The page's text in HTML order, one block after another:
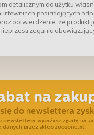
detalicznym do użytku
posiadających
potwierdzenie, że produkt
na
do newslettera
newslettera wyrażasz zgodę na
danych przez sklep zoozone.pl.